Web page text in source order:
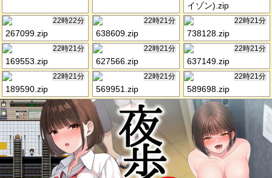
イゾン).zip
22時22分
267099.zip
22時21分
638609.zip
22時21分
738128.zip
22時21分
169553.zip
22時21分
627566.zip
22時21分
637149.zip
22時21分
189590.zip
22時21分
569951.zip
22時21分
589698.zip